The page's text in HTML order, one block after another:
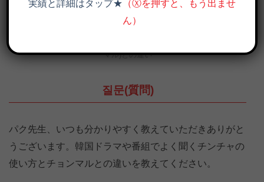
マル)との違い
질문(質問)
パク先生、いつも分かりやすく教えていただきありがと
うございます。韓国ドラマや番組でよく聞くチンチャの
使い方とチョンマルとの違いを教えてください。
実績と詳細はタップ★ （Ⓧを押すと、もう出ませ
ん）